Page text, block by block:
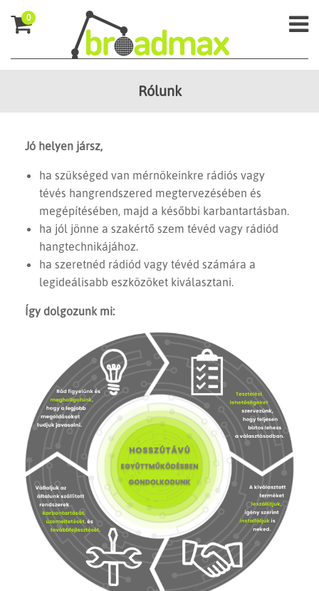
0
Rólunk
Jó helyen jársz,
ha szükséged van mérnökeinkre rádiós vagy
tévés hangrendszered megtervezésében és
megépítésében, majd a későbbi karbantartásban.
ha jól jönne a szakértő szem tévéd vagy rádiód
hangtechnikájához.
ha szeretnéd rádiód vagy tévéd számára a
legideálisabb eszközöket kiválasztani.
Így dolgozunk mi: